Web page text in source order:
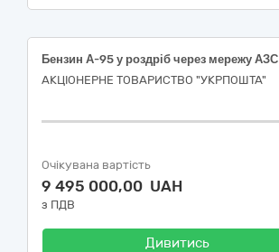
Бензин А-95 у роздріб через мережу АЗС
АКЦІОНЕРНЕ ТОВАРИСТВО "УКРПОШТА"
Очікувана вартість
9 495 000,00 UAH
з ПДВ
Дивитись